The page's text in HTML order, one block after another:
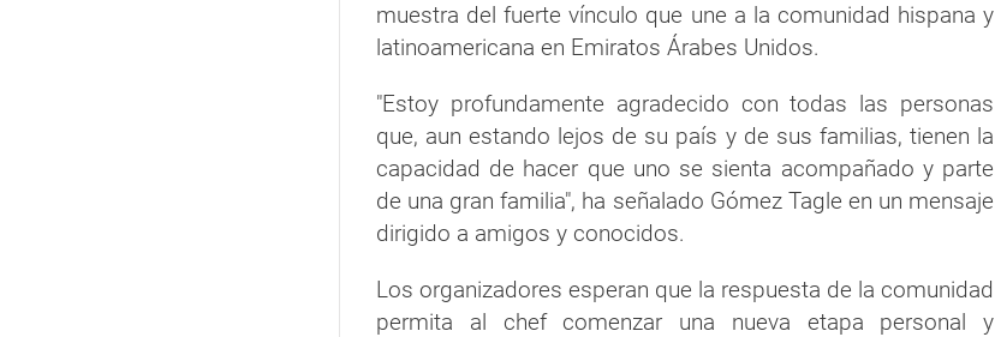
muestra del fuerte vínculo que une a la comunidad hispana y
latinoamericana en Emiratos Árabes Unidos.
"Estoy profundamente agradecido con todas las personas
que, aun estando lejos de su país y de sus familias, tienen la
capacidad de hacer que uno se sienta acompañado y parte
de una gran familia", ha señalado Gómez Tagle en un mensaje
dirigido a amigos y conocidos.
Los organizadores esperan que la respuesta de la comunidad
permita al chef comenzar una nueva etapa personal y